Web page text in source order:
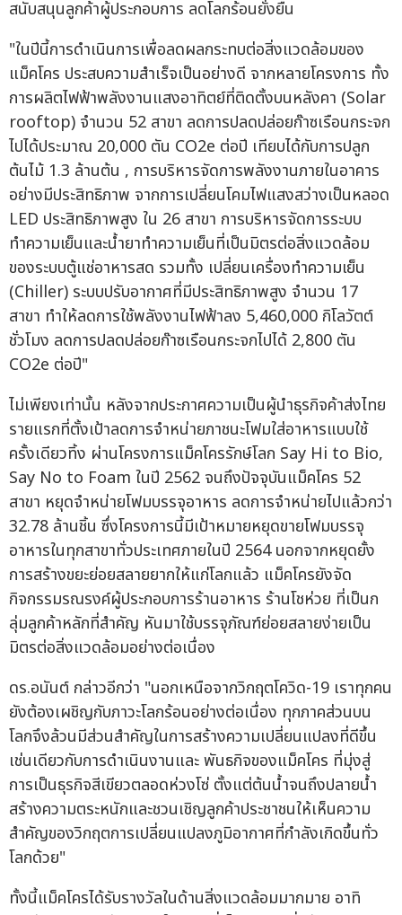
"ในปีนี้การดำเนินการเพื่อลดผลกระทบต่อสิ่งแวดล้อมของ
แม็คโคร ประสบความสำเร็จเป็นอย่างดี จากหลายโครงการ ทั้ง
การผลิตไฟฟ้าพลังงานแสงอาทิตย์ที่ติดตั้งบนหลังคา (Solar
rooftop) จำนวน 52 สาขา ลดการปลดปล่อยก๊าซเรือนกระจก
ไปได้ประมาณ 20,000 ตัน CO2e ต่อปี เทียบได้กับการปลูก
ต้นไม้ 1.3 ล้านต้น , การบริหารจัดการพลังงานภายในอาคาร
อย่างมีประสิทธิภาพ จากการเปลี่ยนโคมไฟแสงสว่างเป็นหลอด
LED ประสิทธิภาพสูง ใน 26 สาขา การบริหารจัดการระบบ
ทำความเย็นและน้ำยาทำความเย็นที่เป็นมิตรต่อสิ่งแวดล้อม
ของระบบตู้แช่อาหารสด รวมทั้ง เปลี่ยนเครื่องทำความเย็น
(Chiller) ระบบปรับอากาศที่มีประสิทธิภาพสูง จำนวน 17
สาขา ทำให้ลดการใช้พลังงานไฟฟ้าลง 5,460,000 กิโลวัตต์
ชั่วโมง ลดการปลดปล่อยก๊าซเรือนกระจกไปได้ 2,800 ตัน
CO2e ต่อปี"
ไม่เพียงเท่านั้น หลังจากประกาศความเป็นผู้นำธุรกิจค้าส่งไทย
รายแรกที่ตั้งเป้าลดการจำหน่ายภาชนะโฟมใส่อาหารแบบใช้
ครั้งเดียวทิ้ง ผ่านโครงการแม็คโครรักษ์โลก Say Hi to Bio,
Say No to Foam ในปี 2562 จนถึงปัจจุบันแม็คโคร 52
สาขา หยุดจำหน่ายโฟมบรรจุอาหาร ลดการจำหน่ายไปแล้วกว่า
32.78 ล้านชิ้น ซึ่งโครงการนี้มีเป้าหมายหยุดขายโฟมบรรจุ
อาหารในทุกสาขาทั่วประเทศภายในปี 2564 นอกจากหยุดยั้ง
การสร้างขยะย่อยสลายยากให้แก่โลกแล้ว แม็คโครยังจัด
กิจกรรมรณรงค์ผู้ประกอบการร้านอาหาร ร้านโชห่วย ที่เป็นก
ลุ่มลูกค้าหลักที่สำคัญ หันมาใช้บรรจุภัณฑ์ย่อยสลายง่ายเป็น
มิตรต่อสิ่งแวดล้อมอย่างต่อเนื่อง
ดร.อนันต์ กล่าวอีกว่า "นอกเหนือจากวิกฤตโควิด-19 เราทุกคน
ยังต้องเผชิญกับภาวะโลกร้อนอย่างต่อเนื่อง ทุกภาคส่วนบน
โลกจึงล้วนมีส่วนสำคัญในการสร้างความเปลี่ยนแปลงที่ดีขึ้น
เช่นเดียวกับการดำเนินงานและ พันธกิจของแม็คโคร ที่มุ่งสู่
การเป็นธุรกิจสีเขียวตลอดห่วงโซ่ ตั้งแต่ต้นน้ำจนถึงปลายน้ำ
สร้างความตระหนักและชวนเชิญลูกค้าประชาชนให้เห็นความ
สำคัญของวิกฤตการเปลี่ยนแปลงภูมิอากาศที่กำลังเกิดขึ้นทั่ว
โลกด้วย"
ทั้งนี้แม็คโครได้รับรางวัลในด้านสิ่งแวดล้อมมากมาย อาทิ